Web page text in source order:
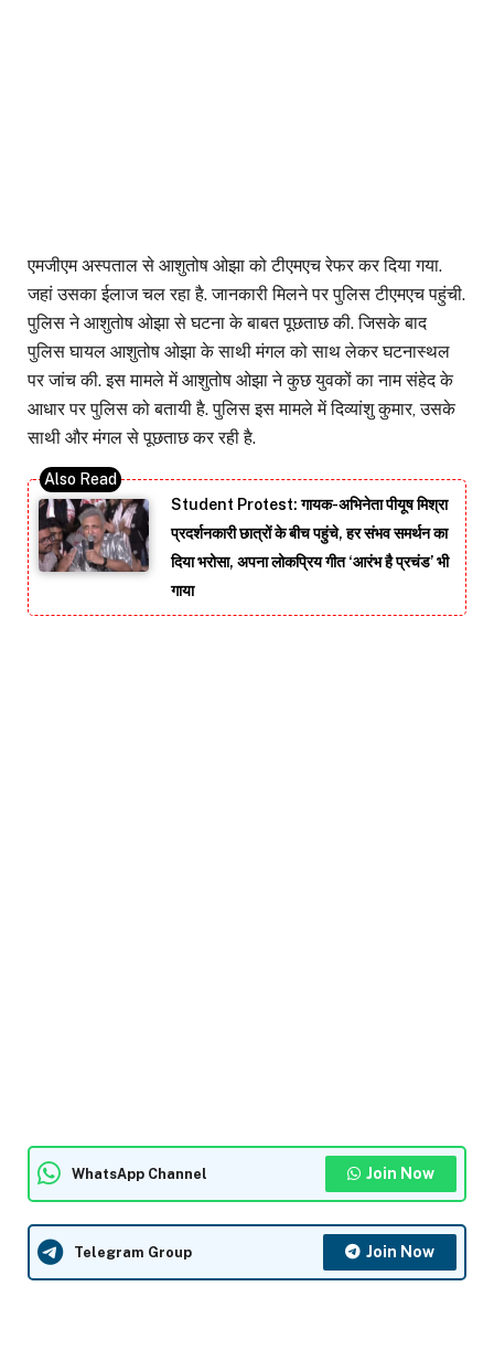
एमजीएम अस्पताल से आशुतोष ओझा को टीएमएच रेफर कर दिया गया.
जहां उसका ईलाज चल रहा है. जानकारी मिलने पर पुलिस टीएमएच पहुंची.
पुलिस ने आशुतोष ओझा से घटना के बाबत पूछताछ की. जिसके बाद
पुलिस घायल आशुतोष ओझा के साथी मंगल को साथ लेकर घटनास्थल
पर जांच की. इस मामले में आशुतोष ओझा ने कुछ युवकों का नाम संहेद के
आधार पर पुलिस को बतायी है. पुलिस इस मामले में दिव्यांशु कुमार, उसके
साथी और मंगल से पूछताछ कर रही है.
Student Protest: गायक-अभिनेता पीयूष मिश्रा
प्रदर्शनकारी छात्रों के बीच पहुंचे, हर संभव समर्थन का
दिया भरोसा, अपना लोकप्रिय गीत ‘आरंभ है प्रचंड’ भी
गाया
WhatsApp Channel Join Now
Telegram Group Join Now